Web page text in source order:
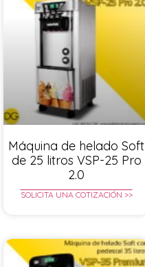
Máquina de helado Soft
de 25 litros VSP-25 Pro
2.0
SOLICITA UNA COTIZACIÓN >>